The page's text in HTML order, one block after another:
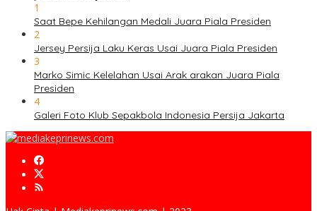
1
Saat Bepe Kehilangan Medali Juara Piala Presiden
2
Jersey Persija Laku Keras Usai Juara Piala Presiden
3
Marko Simic Kelelahan Usai Arak arakan Juara Piala
Presiden
4
Galeri Foto Klub Sepakbola Indonesia Persija Jakarta